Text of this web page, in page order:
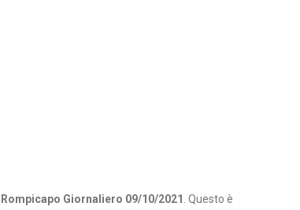
Giornaliero 09/10/2021 . Questo è